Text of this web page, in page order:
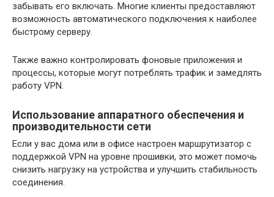
забывать его включать. Многие клиенты предоставляют
возможность автоматического подключения к наиболее
быстрому серверу.
Также важно контролировать фоновые приложения и
процессы, которые могут потреблять трафик и замедлять
работу VPN.
Использование аппаратного обеспечения и
производительности сети
Если у вас дома или в офисе настроен маршрутизатор с
поддержкой VPN на уровне прошивки, это может помочь
снизить нагрузку на устройства и улучшить стабильность
соединения.